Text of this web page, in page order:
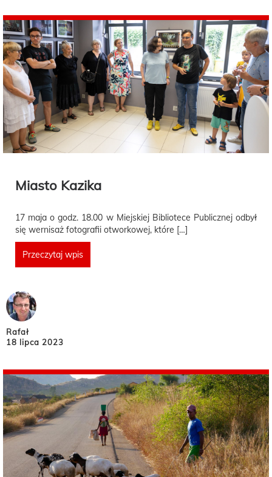
Miasto Kazika
17 maja o godz. 18.00 w Miejskiej Bibliotece Publicznej odbył
się wernisaż fotografii otworkowej, które […]
Przeczytaj wpis
Rafał
18 lipca 2023